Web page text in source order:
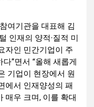
여기관을 대표해 김
인재의 양적·질적 미
자인 민간기업이 주
”면서 “올해 새롭게
기업이 현장에서 원
에서 인재양성의 패
매우 크며, 이를 확대